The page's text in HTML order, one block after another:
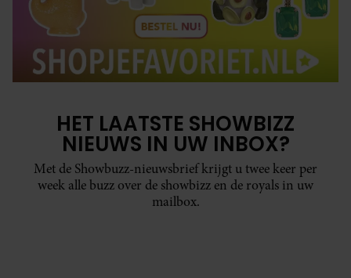
HET LAATSTE SHOWBIZZ
NIEUWS IN UW INBOX?
Met de Showbuzz-nieuwsbrief krijgt u twee keer per
week alle buzz over de showbizz en de royals in uw
mailbox.